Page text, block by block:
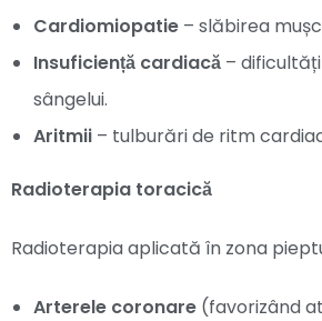
Cardiomiopatie – slăbirea
Insuficiență cardiacă –
sângelui.
Aritmii – tulburări de ritm
Radioterapia toracică
Radioterapia aplicată în zona
Arterele coronare (favorizând